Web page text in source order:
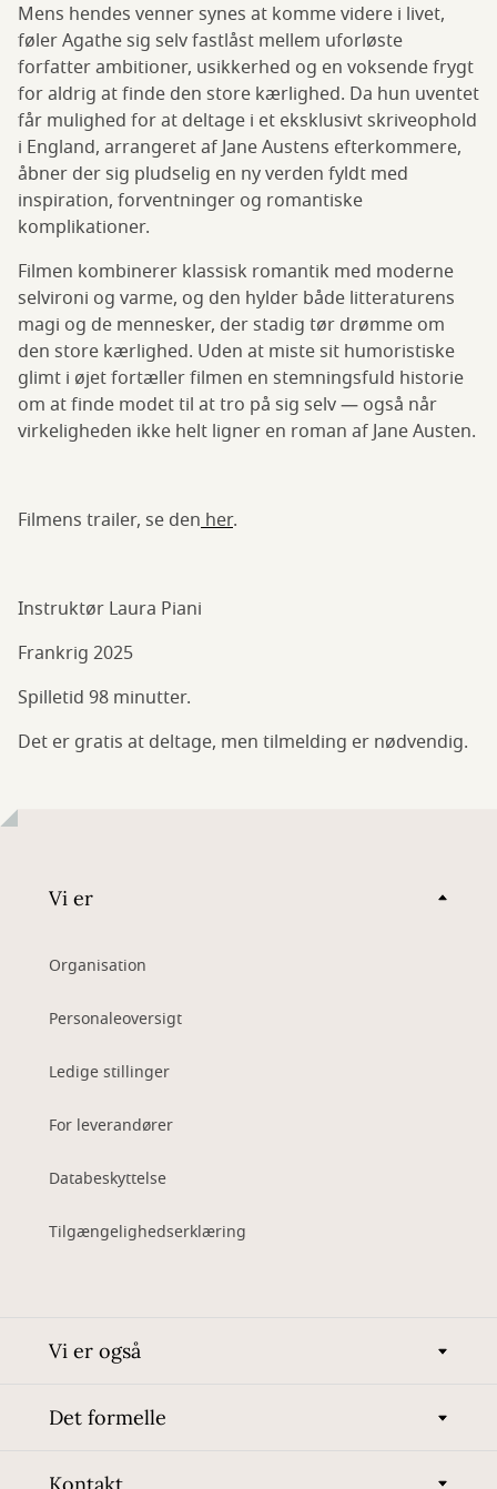
Mens hendes venner synes at komme videre i livet,
føler Agathe sig selv fastlåst mellem uforløste
forfatter ambitioner, usikkerhed og en voksende frygt
for aldrig at finde den store kærlighed. Da hun uventet
får mulighed for at deltage i et eksklusivt skriveophold
i England, arrangeret af Jane Austens efterkommere,
åbner der sig pludselig en ny verden fyldt med
inspiration, forventninger og romantiske
komplikationer.
Filmen kombinerer klassisk romantik med moderne
selvironi og varme, og den hylder både litteraturens
magi og de mennesker, der stadig tør drømme om
den store kærlighed. Uden at miste sit humoristiske
glimt i øjet fortæller filmen en stemningsfuld historie
om at finde modet til at tro på sig selv — også når
virkeligheden ikke helt ligner en roman af Jane Austen.
Filmens trailer, se denher.
Instruktør Laura Piani
Frankrig 2025
Spilletid 98 minutter.
Det er gratis at deltage, men tilmelding er nødvendig.
Vi er
Organisation
Personaleoversigt
Ledige stillinger
For leverandører
Databeskyttelse
Tilgængelighedserklæring
Vi er også
Det formelle
Kontakt